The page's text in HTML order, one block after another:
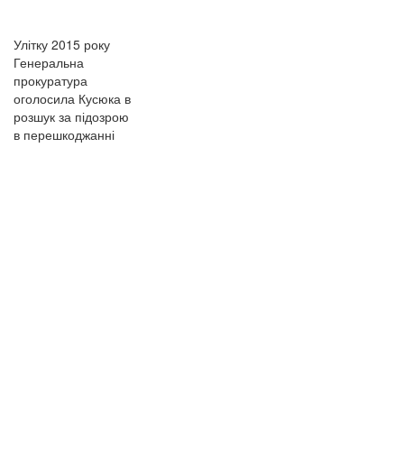
Улітку 2015 року
Генеральна
прокуратура
оголосила Кусюка в
розшук за підозрою
в перешкоджанні